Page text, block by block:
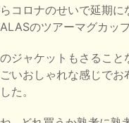
コロナのせいで延期に
のツアーマグカップ
ジャケットもさること
いおしゃれな感じでお
た。